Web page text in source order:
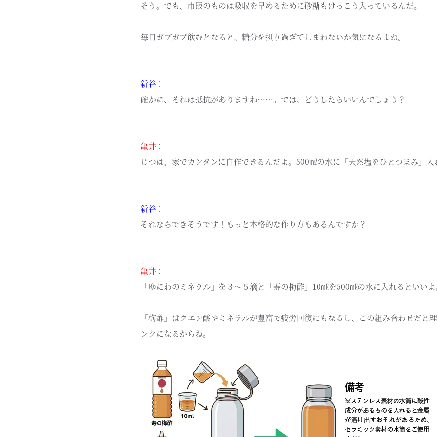
そう。でも、市販のものは吸収を早めるために砂糖もけっこう入っているんだ。
毎日ガブガブ飲むとなると、糖分を摂り過ぎてしまわないか気になるよね。
新谷 ：
確かに、それは抵抗がありますね……。では、どうしたらいいんでしょう？
亀井 ：
じつは、家でカンタンに自作できるんだよ。500㎖の水に「天然塩をひとつまみ」入
新谷 ：
それならできそうです！もっと本格的な作り方もあるんですか？
亀井 ：
「ゆにわのミネラル」を３～５滴と「寿の梅酢」10㎖を500㎖の水に入れるといいよ
「梅酢」はクエン酸やミネラルが豊富で疲労回復にもなるし、この組み合わせだと
ンクになるからね。